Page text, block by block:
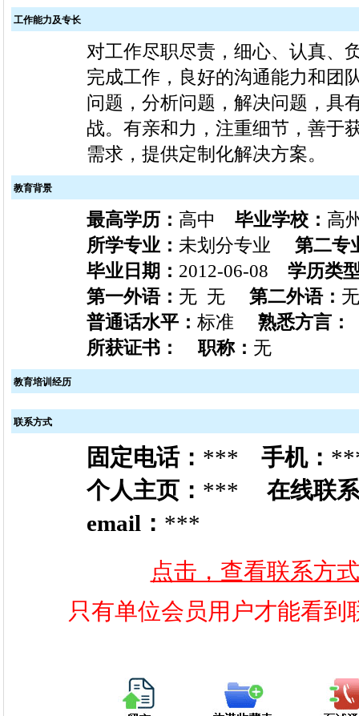
工作能力及专长
对工作尽职尽责，细心、认真、
完成工作，良好的沟通能力和团
问题，分析问题，解决问题，具
战。有亲和力，注重细节，善于
需求，提供定制化解决方案。
教育背景
最高学历： 高中 毕业学校： 高
所学专业： 未划分专业 第二专
毕业日期： 2012-06-08 学历类
第一外语： 无 无 第二外语：
普通话水平： 标准 熟悉方言：
所获证书：
职称： 无
教育培训经历
联系方式
固定电话： *** 手机：
个人主页： *** 在线联
email： ***
点击，查看联系方
只有单位会员用户才能看到